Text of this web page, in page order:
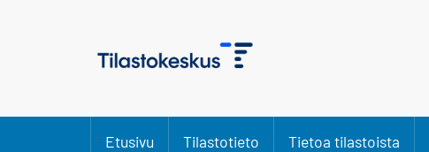
Etusivu Tilastotieto Tietoa tilastoista